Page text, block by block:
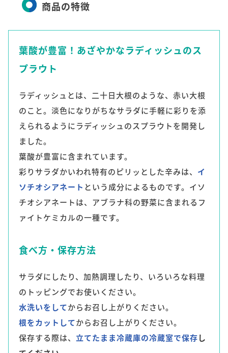
商品の特徴
葉酸が豊富！あざやかなラディッシュのス
プラウト
ラディッシュとは、二十日大根のような、赤い大根
のこと。淡色になりがちなサラダに手軽に彩りを添
えられるようにラディッシュのスプラウトを開発し
ました。
葉酸が豊富に含まれています。
彩りサラダかいわれ特有のピリッとした辛みは、 イ
ソチオシアネート という成分によるものです。イソ
チオシアネートは、アブラナ科の野菜に含まれるフ
ァイトケミカルの一種です。
食べ方・保存方法
サラダにしたり、加熱調理したり、いろいろな料理
のトッピングでお使いください。
水洗いをしてからお召し上がりください。
根をカットしてからお召し上がりください。
保存する際は、 立てたまま冷蔵庫の冷蔵室で保存し